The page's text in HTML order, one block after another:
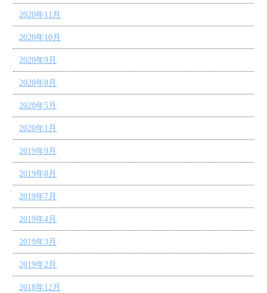
2020年11月
2020年10月
2020年9月
2020年8月
2020年5月
2020年1月
2019年9月
2019年8月
2019年7月
2019年4月
2019年3月
2019年2月
2018年12月